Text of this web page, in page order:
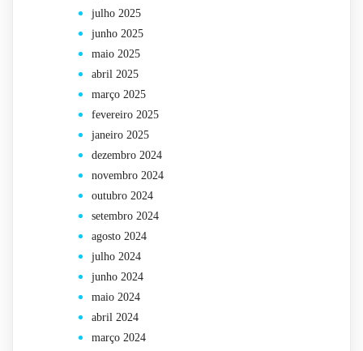
julho 2025
junho 2025
maio 2025
abril 2025
março 2025
fevereiro 2025
janeiro 2025
dezembro 2024
novembro 2024
outubro 2024
setembro 2024
agosto 2024
julho 2024
junho 2024
maio 2024
abril 2024
março 2024